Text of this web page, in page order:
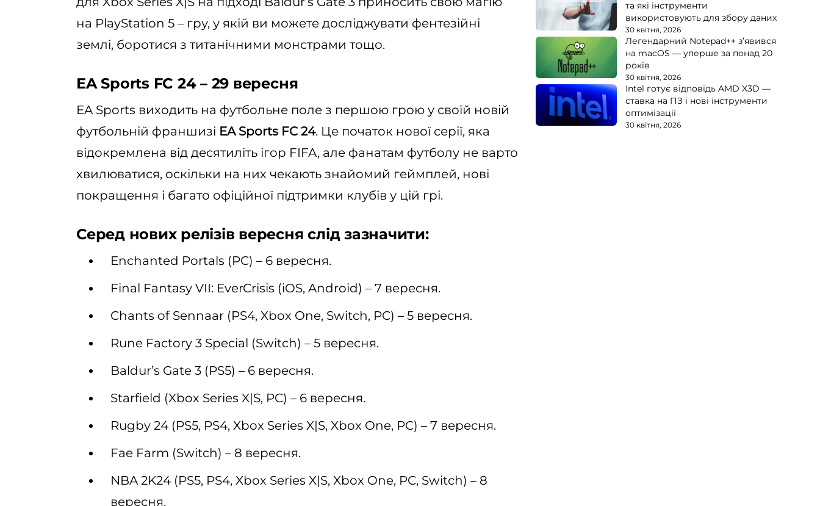
на PlayStation 5 – гру, у якій ви можете досліджувати фентезійні
землі, боротися з титанічними монстрами тощо.
EA Sports FC 24 – 29 вересня
EA Sports виходить на футбольне поле з першою грою у своїй новій
футбольній франшизі EA Sports FC 24. Це початок нової серії, яка
відокремлена від десятиліть ігор FIFA, але фанатам футболу не варто
хвилюватися, оскільки на них чекають знайомий геймплей, нові
покращення і багато офіційної підтримки клубів у цій грі.
Серед нових релізів вересня слід зазначити:
Enchanted Portals (PC) – 6 вересня.
Final Fantasy VII: EverCrisis (iOS, Android) – 7 вересня.
Chants of Sennaar (PS4, Xbox One, Switch, PC) – 5 вересня.
Rune Factory 3 Special (Switch) – 5 вересня.
Baldurʼs Gate 3 (PS5) – 6 вересня.
Starfield (Xbox Series X|S, PC) – 6 вересня.
Rugby 24 (PS5, PS4, Xbox Series X|S, Xbox One, PC) – 7 вересня.
Fae Farm (Switch) – 8 вересня.
NBA 2K24 (PS5, PS4, Xbox Series X|S, Xbox One, PC, Switch) – 8
вересня.
та які інструменти
використовують для збору даних
30 квітня, 2026
Легендарний Notepad++ з’явився
на macOS — уперше за понад 20
років
30 квітня, 2026
Intel готує відповідь AMD X3D —
ставка на ПЗ і нові інструменти
оптимізації
30 квітня, 2026